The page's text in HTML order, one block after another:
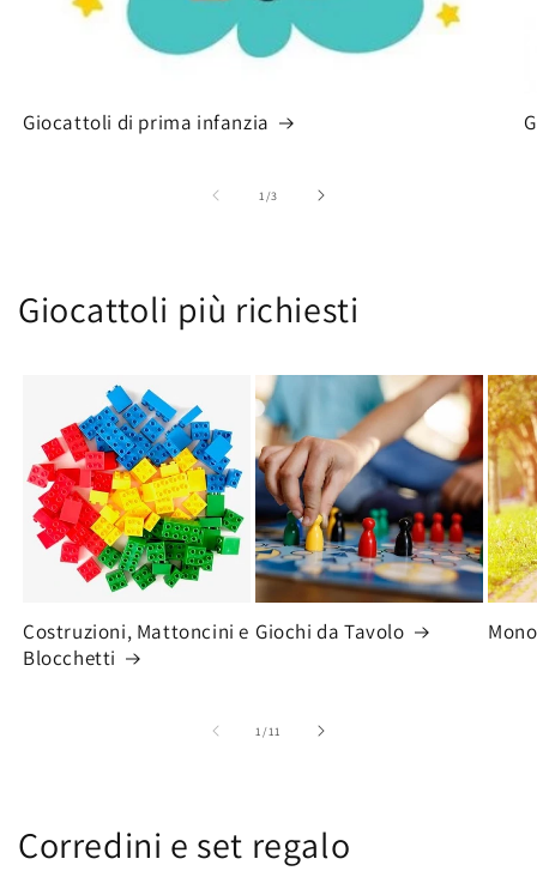
Giocattoli di prima infanzia
1/su
3
Giocattoli più richiesti
Costruzioni, Mattoncini e
Blocchetti
Giochi da Tavolo
1/su
11
Corredini e set regalo